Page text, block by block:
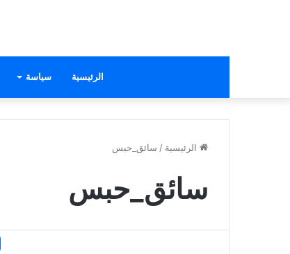
الرئيسية سياسة
الرئيسية / سائق_حبس
سائق_حبس